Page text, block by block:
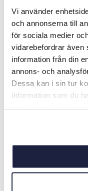
Vi använder
och annonserna till
för sociala medier
vidarebefordrar även
information från din
annons- och
Dessa kan i sin tur
information som du
70X100
279 kr